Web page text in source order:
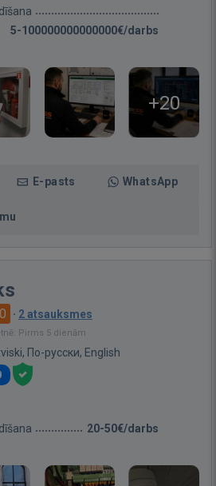
5-100000000000000€/darbs
+20
E-pasts WhatsApp
· 2 atsauksmes
Pirms 5 dienām
По-русски, English
20-50€/darbs